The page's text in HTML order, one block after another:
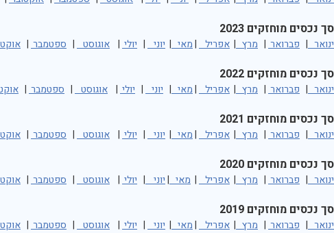
סך נכסים מוחזקים 2023
ינואר | פברואר | מרץ | אפריל |מאי | יוני | יולי | אוגוסט | ספטמבר |
סך נכסים מוחזקים 2022
ינואר | פברואר | מרץ | אפריל |מאי | יוני | יולי | אוגוסט | ספטמבר |
סך נכסים מוחזקים 2021
ינואר | פברואר | מרץ | אפריל |מאי | יוני | יולי | אוגוסט | ספטמבר |
סך נכסים מוחזקים 2020
ינואר | פברואר | מרץ | אפריל | מאי |יוני | יולי | אוגוסט | ספטמבר |
סך נכסים מוחזקים 2019
ינואר | פברואר | מרץ | אפריל |מאי | יוני | יולי | אוגוסט | ספטמבר |